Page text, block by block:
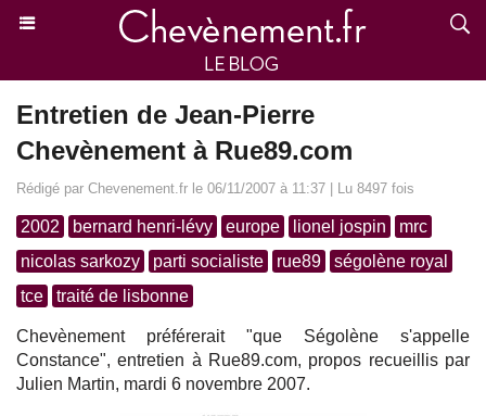
Entretien de Jean-Pierre
Chevènement à Rue89.com
Rédigé par Chevenement.fr le 06/11/2007 à 11:37 | Lu 8497 fois
2002 bernard henri-lévy europe lionel jospin
mrc
nicolas sarkozy
parti socialiste rue89
ségolène royal
tce
traité de lisbonne
Chevènement préférerait "que Ségolène s'appelle
Constance", entretien à Rue89.com, propos recueillis par
Julien Martin, mardi 6 novembre 2007.